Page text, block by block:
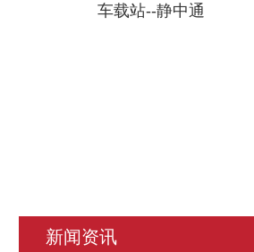
车载站--静中通
新闻资讯